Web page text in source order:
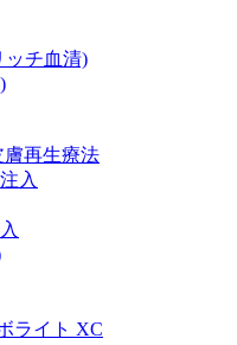
ッチ血清)
膚再生療法
入
ライト XC